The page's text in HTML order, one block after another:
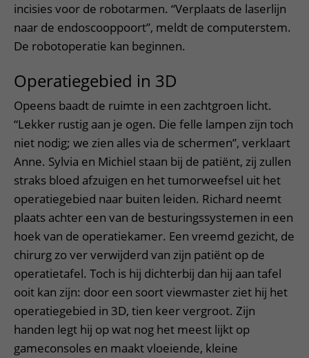
incisies voor de robotarmen. “Verplaats de laserlijn
naar de endoscooppoort”, meldt de computerstem.
De robotoperatie kan beginnen.
Operatiegebied in 3D
Opeens baadt de ruimte in een zachtgroen licht.
“Lekker rustig aan je ogen. Die felle lampen zijn toch
niet nodig; we zien alles via de schermen”, verklaart
Anne. Sylvia en Michiel staan bij de patiënt, zij zullen
straks bloed afzuigen en het tumorweefsel uit het
operatiegebied naar buiten leiden. Richard neemt
plaats achter een van de besturingssystemen in een
hoek van de operatiekamer. Een vreemd gezicht, de
chirurg zo ver verwijderd van zijn patiënt op de
operatietafel. Toch is hij dichterbij dan hij aan tafel
ooit kan zijn: door een soort viewmaster ziet hij het
operatiegebied in 3D, tien keer vergroot. Zijn
handen legt hij op wat nog het meest lijkt op
gameconsoles en maakt vloeiende, kleine